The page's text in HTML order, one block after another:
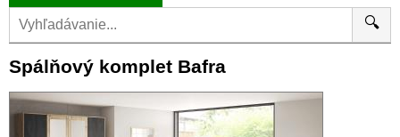
🔍
Spálňový komplet Bafra